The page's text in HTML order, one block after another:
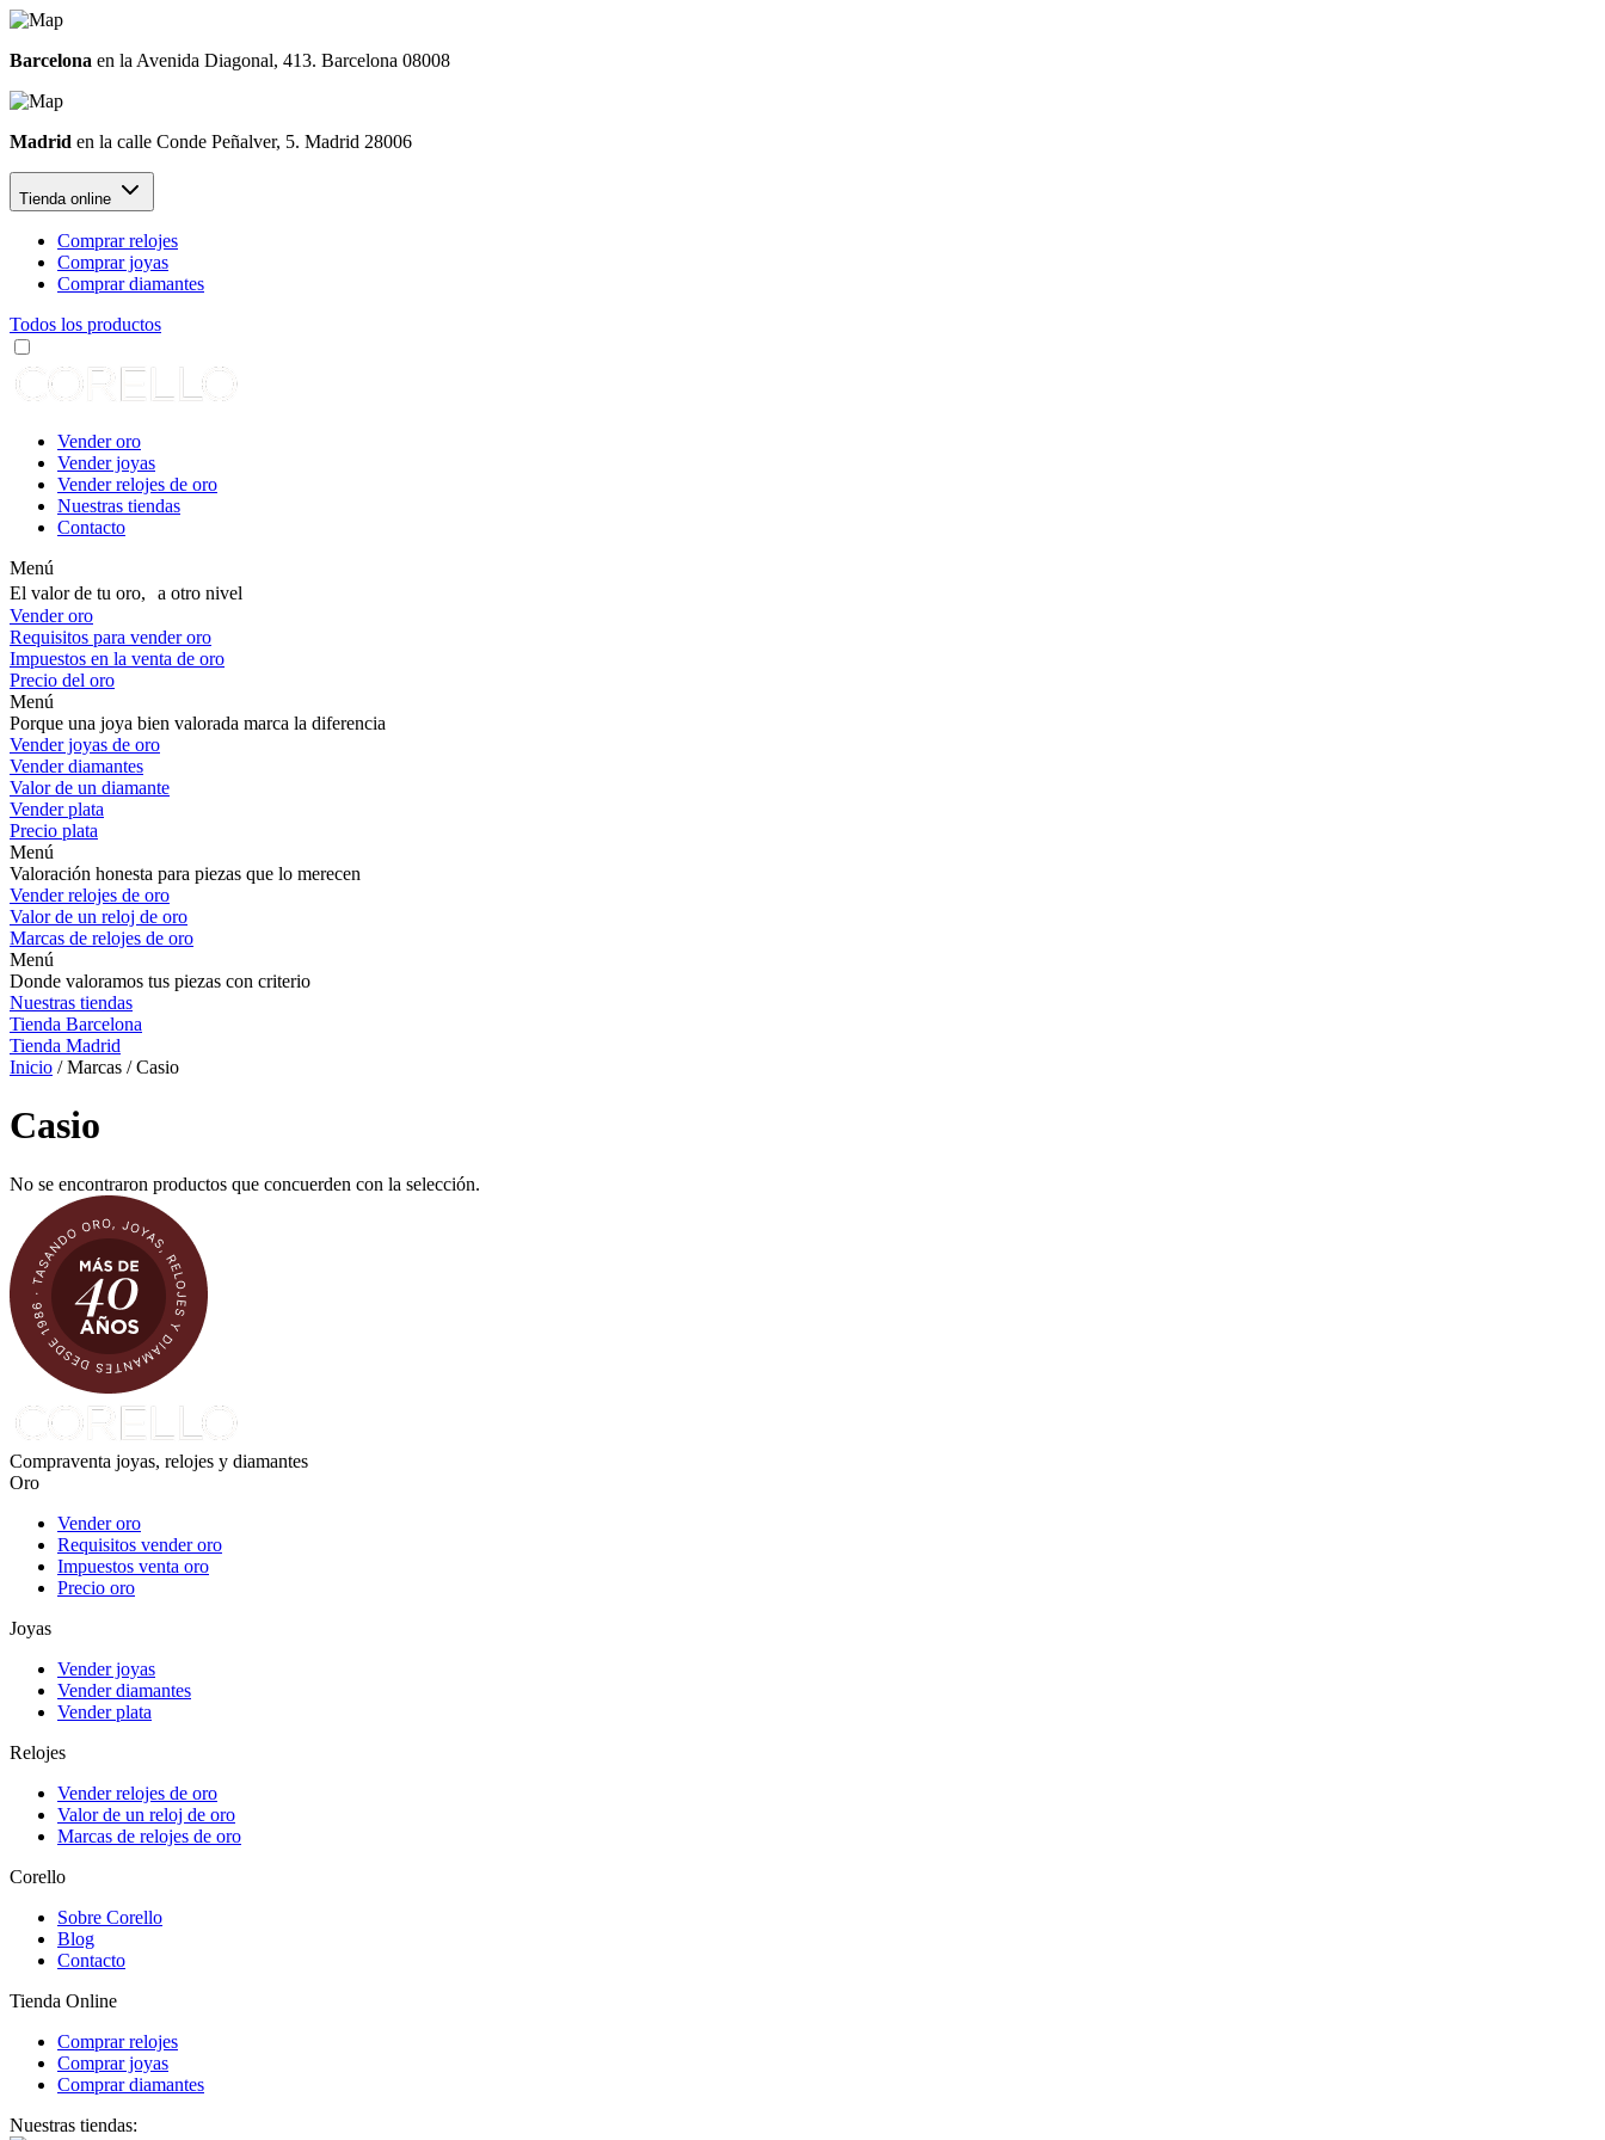
Barcelona en la Avenida Diagonal, 413. Barcelona 08008
Madrid en la calle Conde Peñalver, 5. Madrid 28006
Tienda online
Comprar relojes
Comprar joyas
Comprar diamantes
Todos los productos
Vender oro
Vender joyas
Vender relojes de oro
Nuestras tiendas
Contacto
Menú
El valor de tu oro, a otro nivel
Vender oro
Requisitos para vender oro
Impuestos en la venta de oro
Precio del oro
Menú
Porque una joya bien valorada marca la diferencia
Vender joyas de oro
Vender diamantes
Valor de un diamante
Vender plata
Precio plata
Menú
Valoración honesta para piezas que lo merecen
Vender relojes de oro
Valor de un reloj de oro
Marcas de relojes de oro
Menú
Donde valoramos tus piezas con criterio
Nuestras tiendas
Tienda Barcelona
Tienda Madrid
Inicio / Marcas / Casio
Casio
No se encontraron productos que concuerden con la selección.
Compraventa joyas, relojes y diamantes
Oro
Vender oro
Requisitos vender oro
Impuestos venta oro
Precio oro
Joyas
Vender joyas
Vender diamantes
Vender plata
Relojes
Vender relojes de oro
Valor de un reloj de oro
Marcas de relojes de oro
Corello
Sobre Corello
Blog
Contacto
Tienda Online
Comprar relojes
Comprar joyas
Comprar diamantes
Nuestras tiendas: